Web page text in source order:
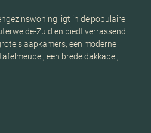
ligt in de populaire
Zuid en biedt verrassend
slaapkamers, een moderne
een brede dakkapel,